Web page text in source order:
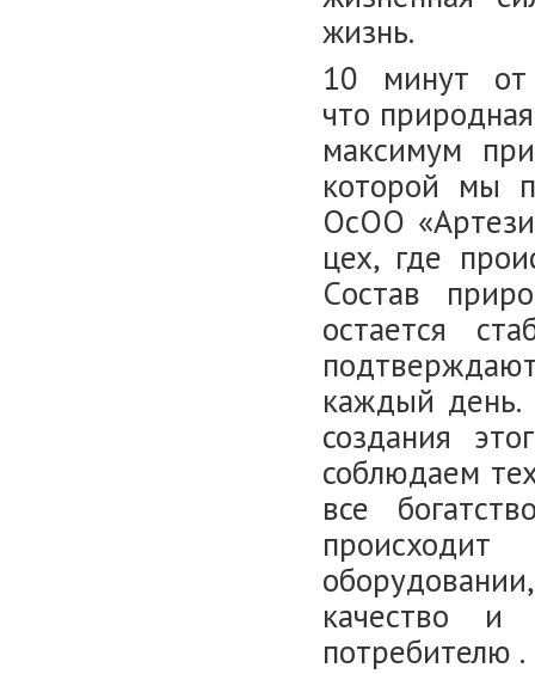
жизнь.
10 минут
что
максимум
которой мы
ОсОО
цех, где
Cостав
остается
каждый день.
создания
соблюдаем
все
происходит
качество и
потребителю .